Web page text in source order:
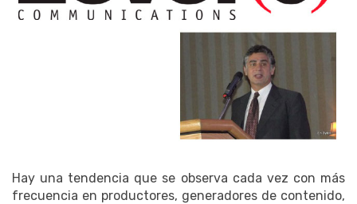
Hay una tendencia que se observa cada vez con más
frecuencia en productores, generadores de contenido,